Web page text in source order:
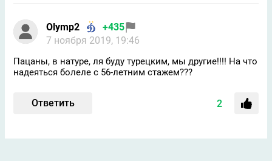
Olymp2
+435
7 ноября 2019, 19:46
Пацаны, в натуре, ля буду турецким, мы другие!!!! На что
надеяться болеле с 56-летним стажем???
Ответить 2